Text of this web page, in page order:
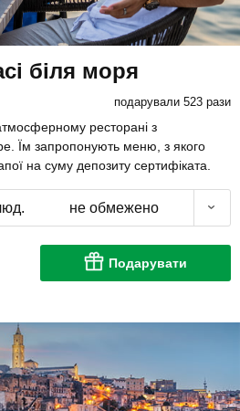
біля моря
подарували 523 рази
ресторані з
Їм запропонують меню, з якого
на суму депозиту сертифіката.
не обмежено
Подарувати